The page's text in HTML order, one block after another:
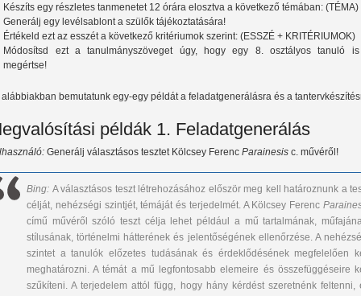
Készíts egy részletes tanmenetet 12 órára elosztva a következő témában: (TÉMA)
Generálj egy levélsablont a szülők tájékoztatására!
Értékeld ezt az esszét a következő kritériumok szerint: (ESSZÉ + KRITÉRIUMOK)
Módosítsd ezt a tanulmányszöveget úgy, hogy egy 8. osztályos tanuló is
megértse!
alábbiakban bemutatunk egy-egy példát a feladatgenerálásra és a
példák 1. Feladatgenerálás
Generálj választásos tesztet Kölcsey Ferenc Parainesis c. művéről!
Bing: A választásos teszt létrehozásához először meg kell határoznunk a
célját, nehézségi szintjét, témáját és terjedelmét. A Kölcsey Ferenc
című művéről szóló teszt célja lehet például a mű tartalmának,
stílusának, történelmi hátterének és jelentőségének ellenőrzése. A
szintet a tanulók előzetes tudásának és érdeklődésének megfelelően
meghatározni. A témát a mű legfontosabb elemeire és összefüggéseire
szűkíteni. A terjedelem attól függ, hogy hány kérdést szeretnénk feltenni,